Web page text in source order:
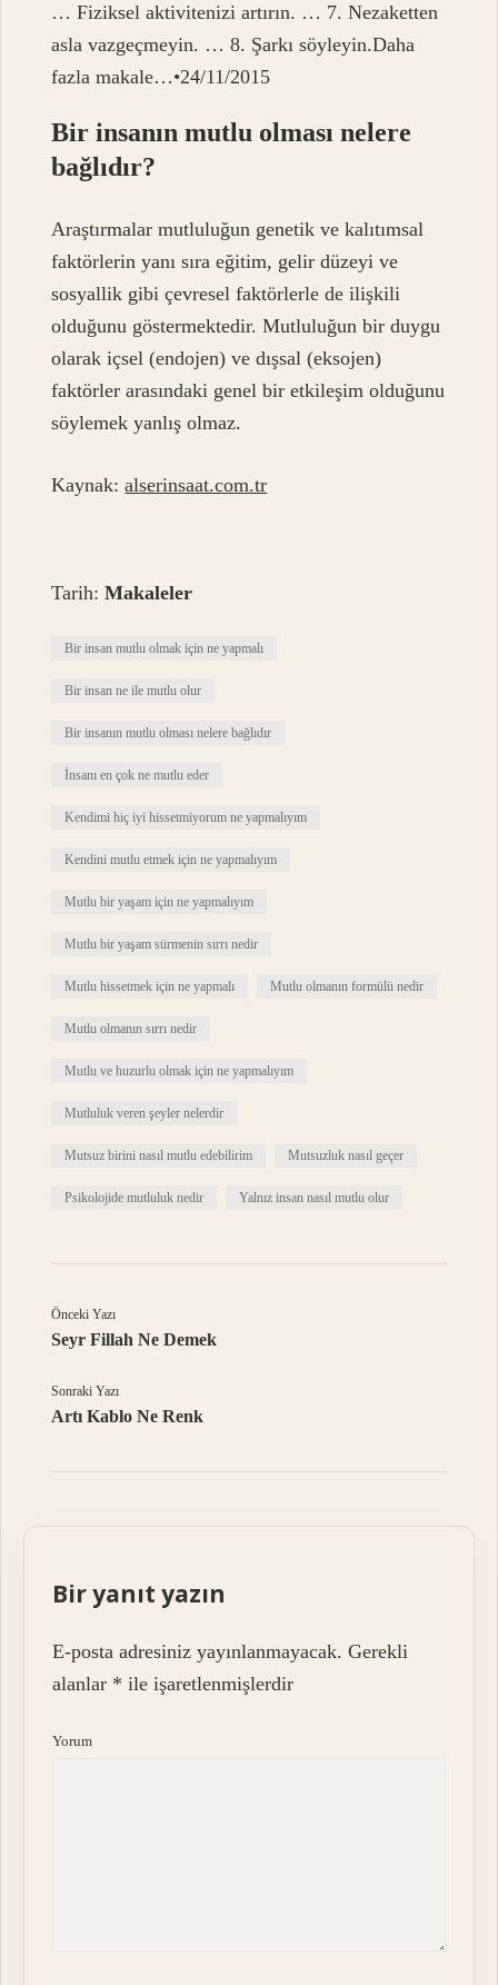
… Fiziksel aktivitenizi artırın. … 7. Nezaketten
asla vazgeçmeyin. … 8. Şarkı söyleyin.Daha
fazla makale…•24/11/2015
Bir insanın mutlu olması nelere
bağlıdır?
Araştırmalar mutluluğun genetik ve kalıtımsal
faktörlerin yanı sıra eğitim, gelir düzeyi ve
sosyallik gibi çevresel faktörlerle de ilişkili
olduğunu göstermektedir. Mutluluğun bir duygu
olarak içsel (endojen) ve dışsal (eksojen)
faktörler arasındaki genel bir etkileşim olduğunu
söylemek yanlış olmaz.
Kaynak:alserinsaat.com.tr
Tarih:Makaleler
Bir insan mutlu olmak için ne yapmalı
Bir insan ne ile mutlu olur
Bir insanın mutlu olması nelere bağlıdır
İnsanı en çok ne mutlu eder
Kendimi hiç iyi hissetmiyorum ne yapmalıyım
Kendini mutlu etmek için ne yapmalıyım
Mutlu bir yaşam için ne yapmalıyım
Mutlu bir yaşam sürmenin sırrı nedir
Mutlu hissetmek için ne yapmalı Mutlu olmanın formülü nedir
Mutlu olmanın sırrı nedir
Mutlu ve huzurlu olmak için ne yapmalıyım
Mutluluk veren şeyler nelerdir
Mutsuz birini nasıl mutlu edebilirim Mutsuzluk nasıl geçer
Psikolojide mutluluk nedir Yalnız insan nasıl mutlu olur
Önceki Yazı
Seyr Fillah Ne Demek
Sonraki Yazı
Artı Kablo Ne Renk
Bir yanıt yazın
E-posta adresiniz yayınlanmayacak. Gerekli
alanlar * ile işaretlenmişlerdir
Yorum